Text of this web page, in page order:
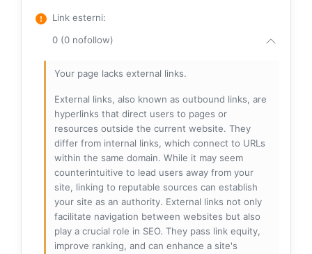
Link esterni:
0 (0 nofollow)
Your page lacks external links.
External links, also known as outbound links, are
hyperlinks that direct users to pages or
resources outside the current website. They
differ from internal links, which connect to URLs
within the same domain. While it may seem
counterintuitive to lead users away from your
site, linking to reputable sources can establish
your site as an authority. External links not only
facilitate navigation between websites but also
play a crucial role in SEO. They pass link equity,
improve ranking, and can enhance a site's